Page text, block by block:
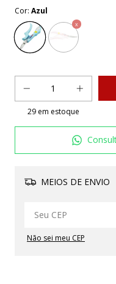
Cor: Azul
29em estoque
MEIOS DE ENVIO
Não sei meu CEP